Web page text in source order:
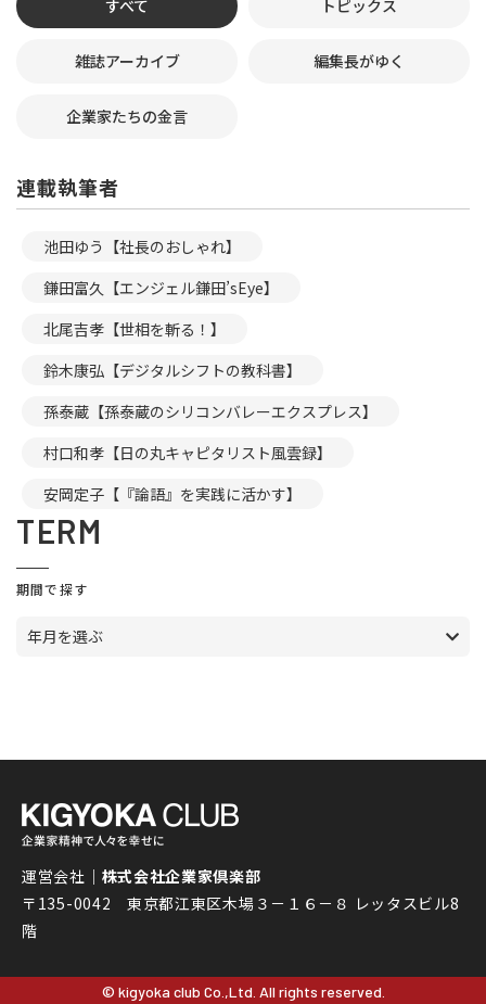
すべて トピックス
雑誌アーカイブ 編集長がゆく
企業家たちの金言
連載執筆者
池田ゆう【社長のおしゃれ】
鎌田富久【エンジェル鎌田’sEye】
北尾吉孝【世相を斬る！】
鈴木康弘【デジタルシフトの教科書】
孫泰蔵【孫泰蔵のシリコンバレーエクスプレス】
村口和孝【日の丸キャピタリスト風雲録】
安岡定子【『論語』を実践に活かす】
TERM
期間で探す
年月を選ぶ
運営会社｜ 株式会社企業家倶楽部
〒135-0042 東京都江東区木場３－１６－８ レッタスビル8
階
© kigyoka club Co.,Ltd. All rights reserved.